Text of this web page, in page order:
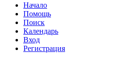
Начало
Помощь
Поиск
Календарь
Вход
Регистрация